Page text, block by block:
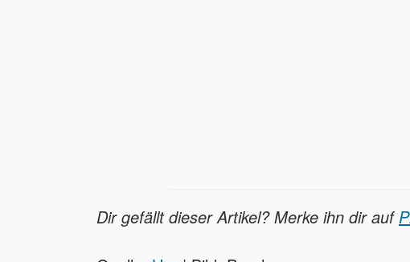
Dir gefällt dieser Artikel? Merke ihn dir auf